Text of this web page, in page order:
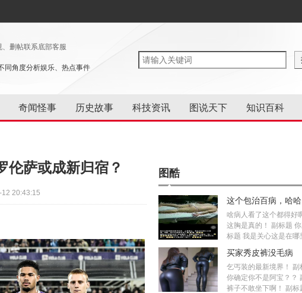
删帖联系底部客服
同角度分析娱乐、热点事件
奇闻怪事 历史故事 科技资讯 图说天下 知识百科
伦萨或成新归宿？
20:43:15
图酷
这个包治百病，哈哈
啥病人看了这个都得好
这胸是真的！ 副标题 你
标题 我是关心这是在哪
买家秀皮裤没毛病
乞丐装的最新境界！ 副
你确定你不是阿宝？？
裤子不敢坐下啊！ 副标